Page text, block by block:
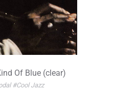
Of Blue (clear)
#Cool Jazz